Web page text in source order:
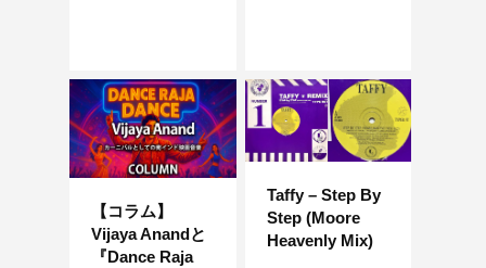
【コラム】
Vijaya Anandと
『Dance Raja
Taffy – Step By
Step (Moore
Heavenly Mix)